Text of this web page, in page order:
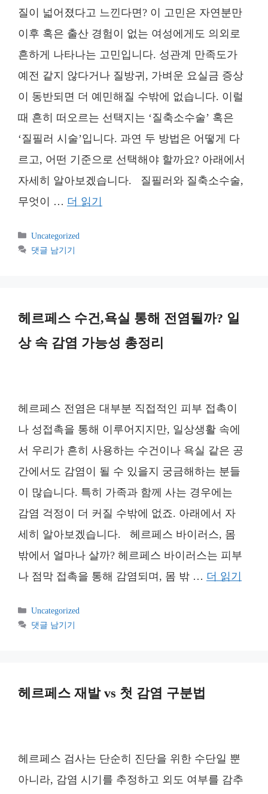
질이 넓어졌다고 느낀다면? 이 고민은 자연분만
이후 혹은 출산 경험이 없는 여성에게도 의외로
흔하게 나타나는 고민입니다. 성관계 만족도가
예전 같지 않다거나 질방귀, 가벼운 요실금 증상
이 동반되면 더 예민해질 수밖에 없습니다. 이럴
때 흔히 떠오르는 선택지는 ‘질축소수술’ 혹은
‘질필러 시술’입니다. 과연 두 방법은 어떻게 다
르고, 어떤 기준으로 선택해야 할까요? 아래에서
자세히 알아보겠습니다. 질필러와 질축소수술,
무엇이 … 더 읽기
카
테
Uncategorized
댓글 남기기
헤르페스 수건,욕실 통해 전염될까? 일
상 속 감염 가능성 총정리
헤르페스 전염은 대부분 직접적인 피부 접촉이
나 성접촉을 통해 이루어지지만, 일상생활 속에
서 우리가 흔히 사용하는 수건이나 욕실 같은 공
간에서도 감염이 될 수 있을지 궁금해하는 분들
이 많습니다. 특히 가족과 함께 사는 경우에는
감염 걱정이 더 커질 수밖에 없죠. 아래에서 자
세히 알아보겠습니다. 헤르페스 바이러스, 몸
밖에서 얼마나 살까? 헤르페스 바이러스는 피부
나 점막 접촉을 통해 감염되며, 몸 밖 … 더 읽기
카
테
Uncategorized
댓글 남기기
헤르페스 재발 vs 첫 감염 구분법
헤르페스 검사는 단순히 진단을 위한 수단일 뿐
아니라, 감염 시기를 추정하고 외도 여부를 감추